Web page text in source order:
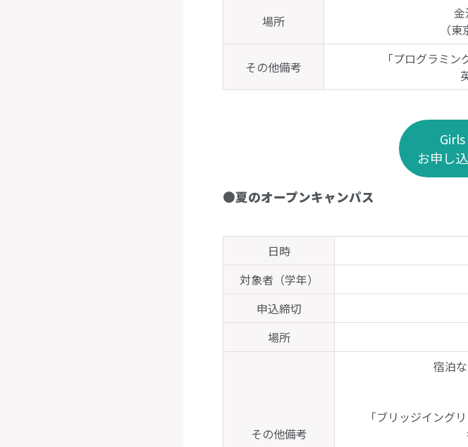
場所
（
その他備考
「プログラミ
お申し
●夏のオープンキャンパス
日時
対象者（学年）
申込締切
場所
その他備考
宿泊
「ブリッジイング